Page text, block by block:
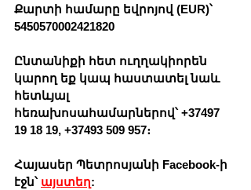
Քարտի համարը եվրոյով (EUR)՝
5450570002421820
Ընտանիքի հետ ուղղակիորեն
կարող եք կապ հաստատել նաև
հետևյալ
հեռախոսահամարներով՝ +37497
19 18 19, +37493 509 957։
Հայասեր Պետրոսյանի Facebook-ի
էջն՝ այստեղ: